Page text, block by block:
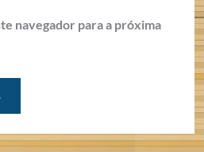
navegador para a próxima